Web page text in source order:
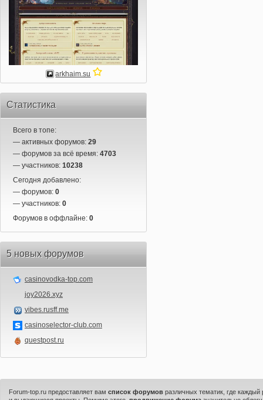
arkhaim.su
Статистика
Всего в топе:
— активных форумов: 29
— форумов за всё время: 4703
— участников: 10238
Сегодня добавлено:
— форумов: 0
— участников: 0
Форумов в оффлайне: 0
5 новых форумов
casinovodka-top.com
joy2026.xyz
vibes.rusff.me
casinoselector-club.com
questpost.ru
Forum-top.ru предоставляет вамсписок форумов различных тематик, где